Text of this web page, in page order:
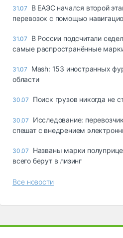
31.07
В ЕАЭС начался второй
перевозок с помощью
31.07
В России подсчитали
самые распространённые
31.07
Mash: 153 иностранных
области
30.07 Поиск грузов никогда не
30.07
Исследование:
спешат с внедрением
30.07
Названы марки
всего берут в лизинг
Все новости